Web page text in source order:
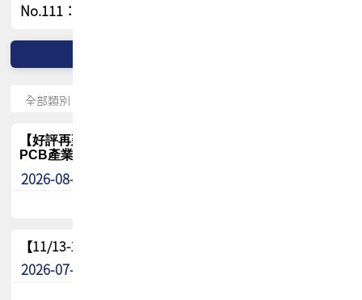
No.111：PCB全球風險布局與韌性
【好評再延長】PCB GPT 全面開放體驗延長到8月!!
PCB產業專屬 AI 知識平台
2026-08-04
【11/13-15】2026 TPCA 百岳登頂_南橫三星
2026-07-22